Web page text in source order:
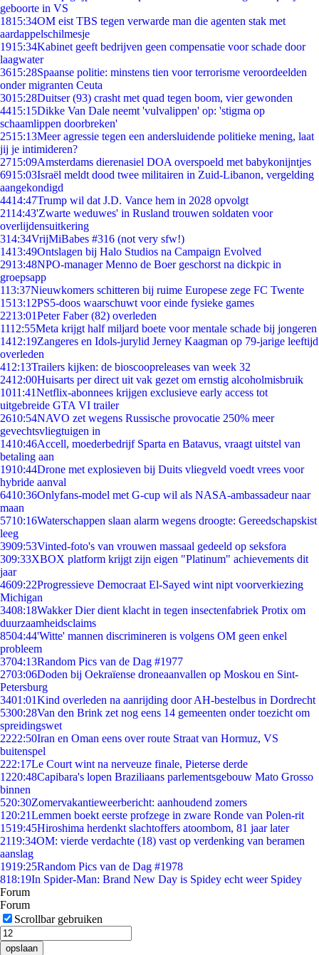
geboorte in VS
1815:34OM eist TBS tegen verwarde man die agenten stak met
aardappelschilmesje
1915:34Kabinet geeft bedrijven geen compensatie voor schade door
laagwater
3615:28Spaanse politie: minstens tien voor terrorisme veroordeelden
onder migranten Ceuta
3015:28Duitser (93) crasht met quad tegen boom, vier gewonden
4415:15Dikke Van Dale neemt 'vulvalippen' op: 'stigma op
schaamlippen doorbreken'
2515:13Meer agressie tegen een andersluidende politieke mening, laat
jij je intimideren?
2715:09Amsterdams dierenasiel DOA overspoeld met babykonijntjes
6915:03Israël meldt dood twee militairen in Zuid-Libanon, vergelding
aangekondigd
4414:47Trump wil dat J.D. Vance hem in 2028 opvolgt
2114:43'Zwarte weduwes' in Rusland trouwen soldaten voor
overlijdensuitkering
314:34VrijMiBabes #316 (not very sfw!)
1413:49Ontslagen bij Halo Studios na Campaign Evolved
2913:48NPO-manager Menno de Boer geschorst na dickpic in
groepsapp
113:37Nieuwkomers schitteren bij ruime Europese zege FC Twente
1513:12PS5-doos waarschuwt voor einde fysieke games
2213:01Peter Faber (82) overleden
1112:55Meta krijgt half miljard boete voor mentale schade bij jongeren
1412:19Zangeres en Idols-jurylid Jerney Kaagman op 79-jarige leeftijd
overleden
412:13Trailers kijken: de bioscoopreleases van week 32
2412:00Huisarts per direct uit vak gezet om ernstig alcoholmisbruik
1011:41Netflix-abonnees krijgen exclusieve early access tot
uitgebreide GTA VI trailer
2610:54NAVO zet wegens Russische provocatie 250% meer
gevechtsvliegtuigen in
1410:46Accell, moederbedrijf Sparta en Batavus, vraagt uitstel van
betaling aan
1910:44Drone met explosieven bij Duits vliegveld voedt vrees voor
hybride aanval
6410:36Onlyfans-model met G-cup wil als NASA-ambassadeur naar
maan
5710:16Waterschappen slaan alarm wegens droogte: Gereedschapskist
leeg
3909:53Vinted-foto's van vrouwen massaal gedeeld op seksfora
309:33XBOX platform krijgt zijn eigen "Platinum" achievements dit
jaar
4609:22Progressieve Democraat El-Sayed wint nipt voorverkiezing
Michigan
3408:18Wakker Dier dient klacht in tegen insectenfabriek Protix om
duurzaamheidsclaims
8504:44'Witte' mannen discrimineren is volgens OM geen enkel
probleem
3704:13Random Pics van de Dag #1977
2703:06Doden bij Oekraïense droneaanvallen op Moskou en Sint-
Petersburg
3401:01Kind overleden na aanrijding door AH-bestelbus in Dordrecht
5300:28Van den Brink zet nog eens 14 gemeenten onder toezicht om
spreidingswet
2222:50Iran en Oman eens over route Straat van Hormuz, VS
buitenspel
222:17Le Court wint na nerveuze finale, Pieterse derde
1220:48Capibara's lopen Braziliaans parlementsgebouw Mato Grosso
binnen
520:30Zomervakantieweerbericht: aanhoudend zomers
1 20:21Lemmen boekt eerste profzege in zware Ronde van Polen-rit
1519:45Hiroshima herdenkt slachtoffers atoombom, 81 jaar later
2119:34OM: vierde verdachte (18) vast op verdenking van beramen
aanslag
1919:25Random Pics van de Dag #1978
818:19In Spider-Man: Brand New Day is Spidey echt weer Spidey
Forum
Forum
Scrollbar gebruiken
opslaan